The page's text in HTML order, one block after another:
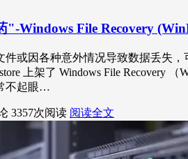
"-Windows File Recovery
或因各种意外情况导致数据丢失，
上架了 Windows File Recovery
不起眼…
3357次阅读 阅读全文